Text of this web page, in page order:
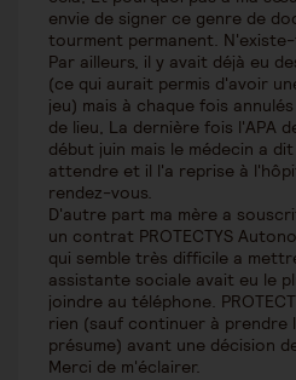
envie de signer ce genre de
tourment permanent.
Par ailleurs, il y avait déjà eu
(ce qui aurait permis d'avoir
jeu) mais à chaque fois
de lieu, La dernière fois l'APA
début juin mais le médecin a
attendre et il l'a reprise à
rendez-vous.
D'autre part ma mère a
un contrat PROTECTYS
qui semble très difficile a
assistante sociale avait eu le
joindre au téléphone.
rien (sauf continuer à prendre
présume) avant une décision
Merci de m'éclairer.